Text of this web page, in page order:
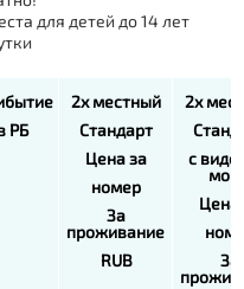
для детей до 14 лет
РБ
2х местный
Стандарт
Цена за
номер
За
проживание
RUB
2х
с
Цена
За